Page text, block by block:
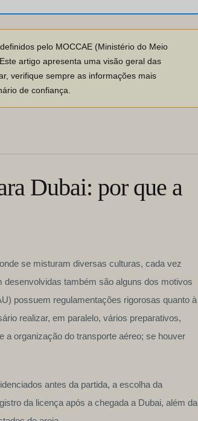
pelo MOCCAE (Ministério do Meio
artigo apresenta uma visão geral das
verifique sempre as informações mais
de confiança.
Dubai: por que a
se misturam diversas culturas, cada vez
também são alguns dos motivos
possuem regulamentações rigorosas quanto à
realizar, em paralelo, vários preparativos,
a organização do transporte aéreo; se houver
antes da partida, a escolha da
da licença após a chegada a Dubai, além da